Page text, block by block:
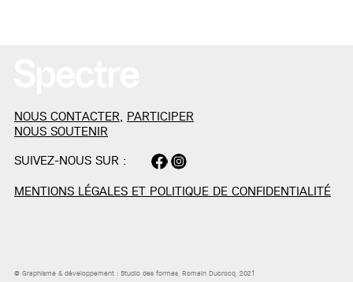
NOUS CONTACTER PARTICIPER
NOUS SOUTENIR
SUIVEZ-NOUS SUR :
MENTIONS LÉGALES ET POLITIQUE DE CONFIDENTIALITÉ
© Graphisme & développement :Studio des formes , Romain Ducrocq, 2021